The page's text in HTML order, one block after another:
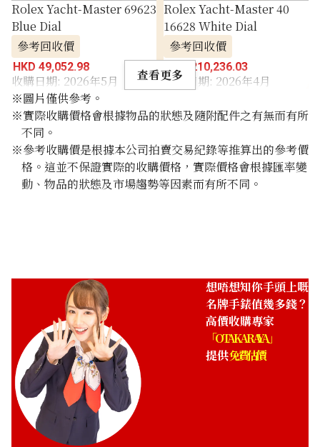
Rolex Yacht-Master 69623
Blue Dial
參考回收價
HKD 49,052.98
收購日期: 2026年5月
Rolex Yacht-Master 40
16628 White Dial
參考回收價
HKD 210,236.03
收購日期: 2026年4月
查看更多
※圖片僅供參考。
※實際收購價格會根據物品的狀態及隨附配件之有無而有所
不同。
※參考收購價是根據本公司拍賣交易紀錄等推算出的參考價
格。這並不保證實際的收購價格，實際價格會根據匯率變
動、物品的狀態及市場趨勢等因素而有所不同。
想唔想知你手頭上嘅
名牌手錶值幾多錢？
高價收購專家
「OTAKARAYA」
提供免費估價